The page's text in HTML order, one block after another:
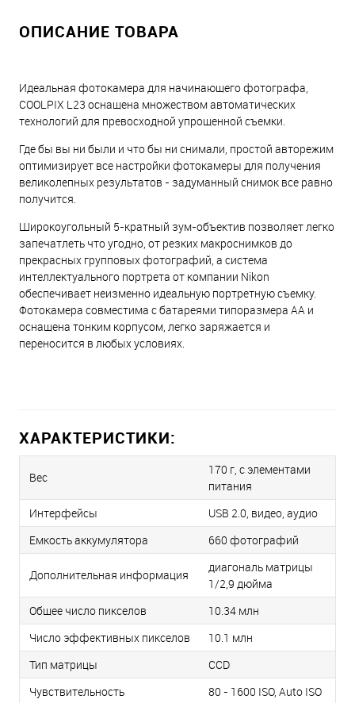
ОПИСАНИЕ ТОВАРА
Идеальная фотокамера для начинающего фотографа,
COOLPIX L23 оснащена множеством автоматических
технологий для превосходной упрощенной съемки.
Где бы вы ни были и что бы ни снимали, простой авторежим
оптимизирует все настройки фотокамеры для получения
великолепных результатов - задуманный снимок все равно
получится.
Широкоугольный 5-кратный зум-объектив позволяет легко
запечатлеть что угодно, от резких макроснимков до
прекрасных групповых фотографий, а система
интеллектуального портрета от компании Nikon
обеспечивает неизменно идеальную портретную съемку.
Фотокамера совместима с батареями типоразмера AA и
оснащена тонким корпусом, легко заряжается и
переносится в любых условиях.
ХАРАКТЕРИСТИКИ:
Вес
170 г, с элементами
питания
Интерфейсы
USB 2.0, видео, аудио
Емкость аккумулятора
660 фотографий
Дополнительная информация
диагональ матрицы
1/2,9 дюйма
Общее число пикселов
10.34 млн
Число эффективных пикселов
10.1 млн
Тип матрицы
СCD
Чувствительность
80 - 1600 ISO, Auto ISO